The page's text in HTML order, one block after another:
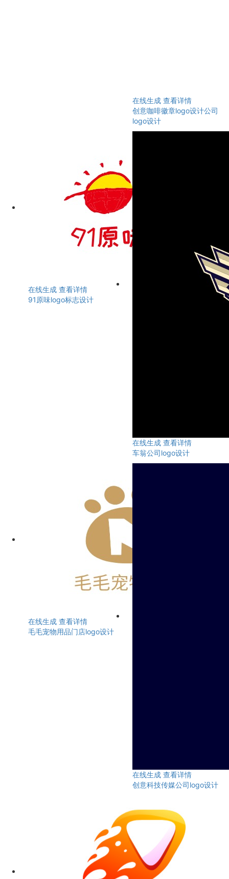
在线生成 查看详情
创意咖啡徽章logo设计公司
logo设计
在线生成 查看详情
91原味logo标志设计
在线生成 查看详情
车翁公司logo设计
在线生成 查看详情
毛毛宠物用品门店logo设计
在线生成 查看详情
创意科技传媒公司logo设计